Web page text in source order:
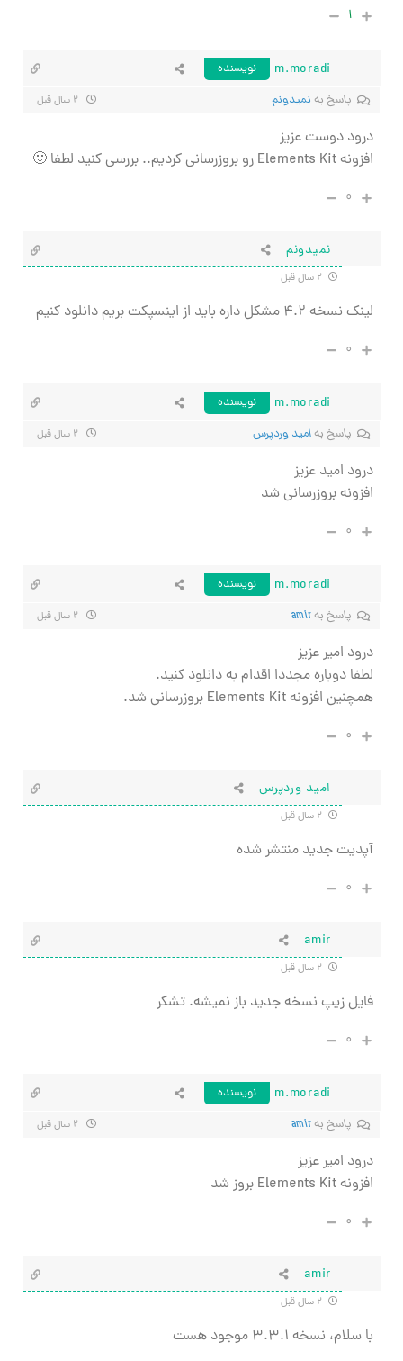
۱
m.moradi
نویسنده
پاسخ به نمیدونم
درود دوست عزیز
افزونه Elements Kit رو بروزرسانی کردیم.. بررسی کنید لطفا 🙂
۰
نمیدونم
لینک نسخه ۴.۲ مشکل داره باید از اینسپکت بریم دانلود کنیم
۰
m.moradi
نویسنده
پاسخ بهامید وردپرس
درود امید عزیز
افزونه بروزرسانی شد
۰
m.moradi
نویسنده
پاسخ بهamir
درود امیر عزیز
لطفا دوباره مجددا اقدام به دانلود کنید.
همچنین افزونه Elements Kit بروزرسانی شد.
۰
امید وردپرس
آپدیت جدید منتشر شده
۰
amir
فایل زیپ نسخه جدید باز نمیشه. تشکر
۰
m.moradi
نویسنده
پاسخ بهamir
درود امیر عزیز
افزونه Elements Kit بروز شد
۰
amir
با سلام، نسخه ۳.۳.۱ موجود هست